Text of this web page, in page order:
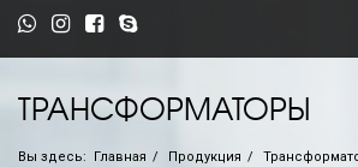
ТРАНСФОРМАТОРЫ
Вы здесь: Главная Продукция